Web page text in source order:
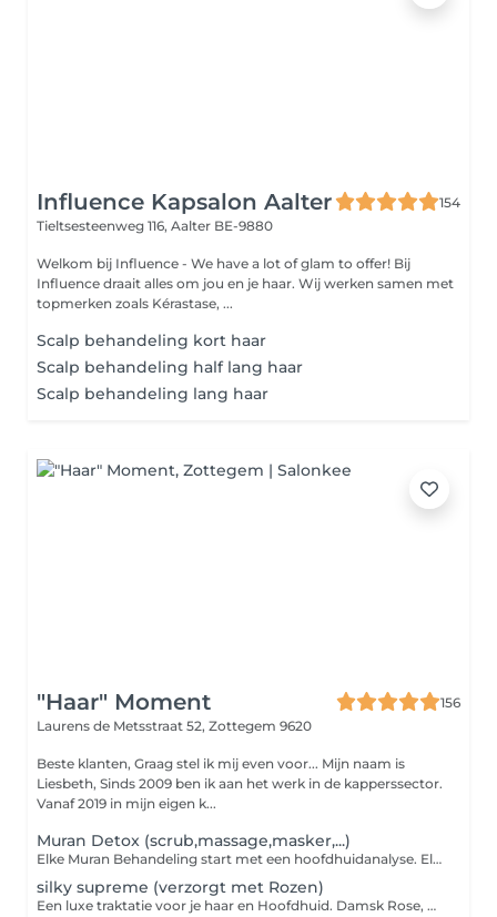
Influence Kapsalon Aalter
154
Tieltsesteenweg 116, Aalter BE-9880
Welkom bij Influence - We have a lot of glam to offer! Bij
Influence draait alles om jou en je haar. Wij werken samen met
topmerken zoals Kérastase, ...
Scalp behandeling kort haar
Scalp behandeling half lang haar
Scalp behandeling lang haar
"Haar" Moment
156
Laurens de Metsstraat 52, Zottegem 9620
Beste klanten, Graag stel ik mij even voor... Mijn naam is
Liesbeth, Sinds 2009 ben ik aan het werk in de kapperssector.
Vanaf 2019 in mijn eigen k...
Muran Detox (scrub,massage,masker,...)
Elke Muran Behandeling start met een hoofdhuidanalyse. Elke Muran behandeling is custos made wat wil zeggen dat er steeds specifiek naar de noden van jouw hoofdhuid gewerkt wordt. We passen onze producten en werkwijze aan om een zo goed mogelijk resultaat te verkrijgen. Deze Detox is een te raden elk seizoen, als extraatje voor een gezonde hoofdhuid of bij hoofdhuidproblemen. Bij hoofhuidproblemen vraag naar onze Balace kuur!
silky supreme (verzorgt met Rozen)
Een luxe traktatie voor je haar en Hoofdhuid. Damsk Rose, Dog rose, Gallic Rose en Centiflia Rose zijn meer dan alleen prachtige bloemen. Hun extracten zitten boordevol oxtioxidanten en essentiële oliën die haar haar hydrateren en laten glanzen. Ze kalmeren een droge hoofdhuid en geven je haren een zijdezachte uitstraling. Rozenextracten beschermen bovendien tegen schadelijke invloeden van buitenaf, waardoor je haar er jonger en gezonder uitziet. De rozenbehandeling staat ook bekend om zijn "vullend" effect dus je zou het ook als Filler kunnen zien voor fijne haren.